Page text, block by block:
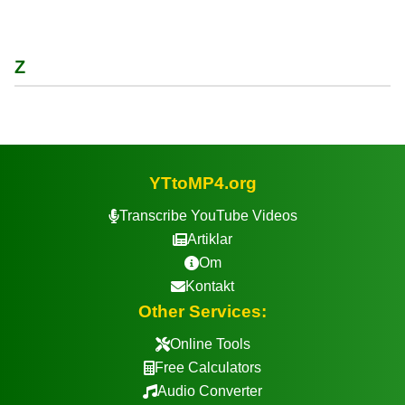
Z
YTtoMP4.org
Transcribe YouTube Videos
Artiklar
Om
Kontakt
Other Services:
Online Tools
Free Calculators
Audio Converter